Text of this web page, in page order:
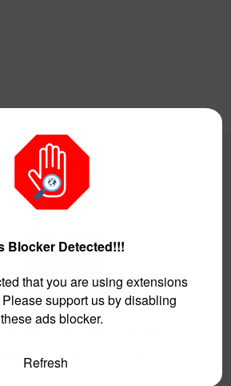
de Réseaux
Blocker Detected!!!
that you are using extensions
support us by disabling
these ads blocker.
Refresh